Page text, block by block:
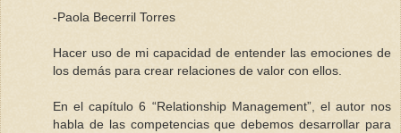
-Paola Becerril Torres
Hacer uso de mi capacidad de entender las emociones de
los demás para crear relaciones de valor con ellos.
En el capítulo 6 “Relationship Management”, el autor nos
habla de las competencias que debemos desarrollar para